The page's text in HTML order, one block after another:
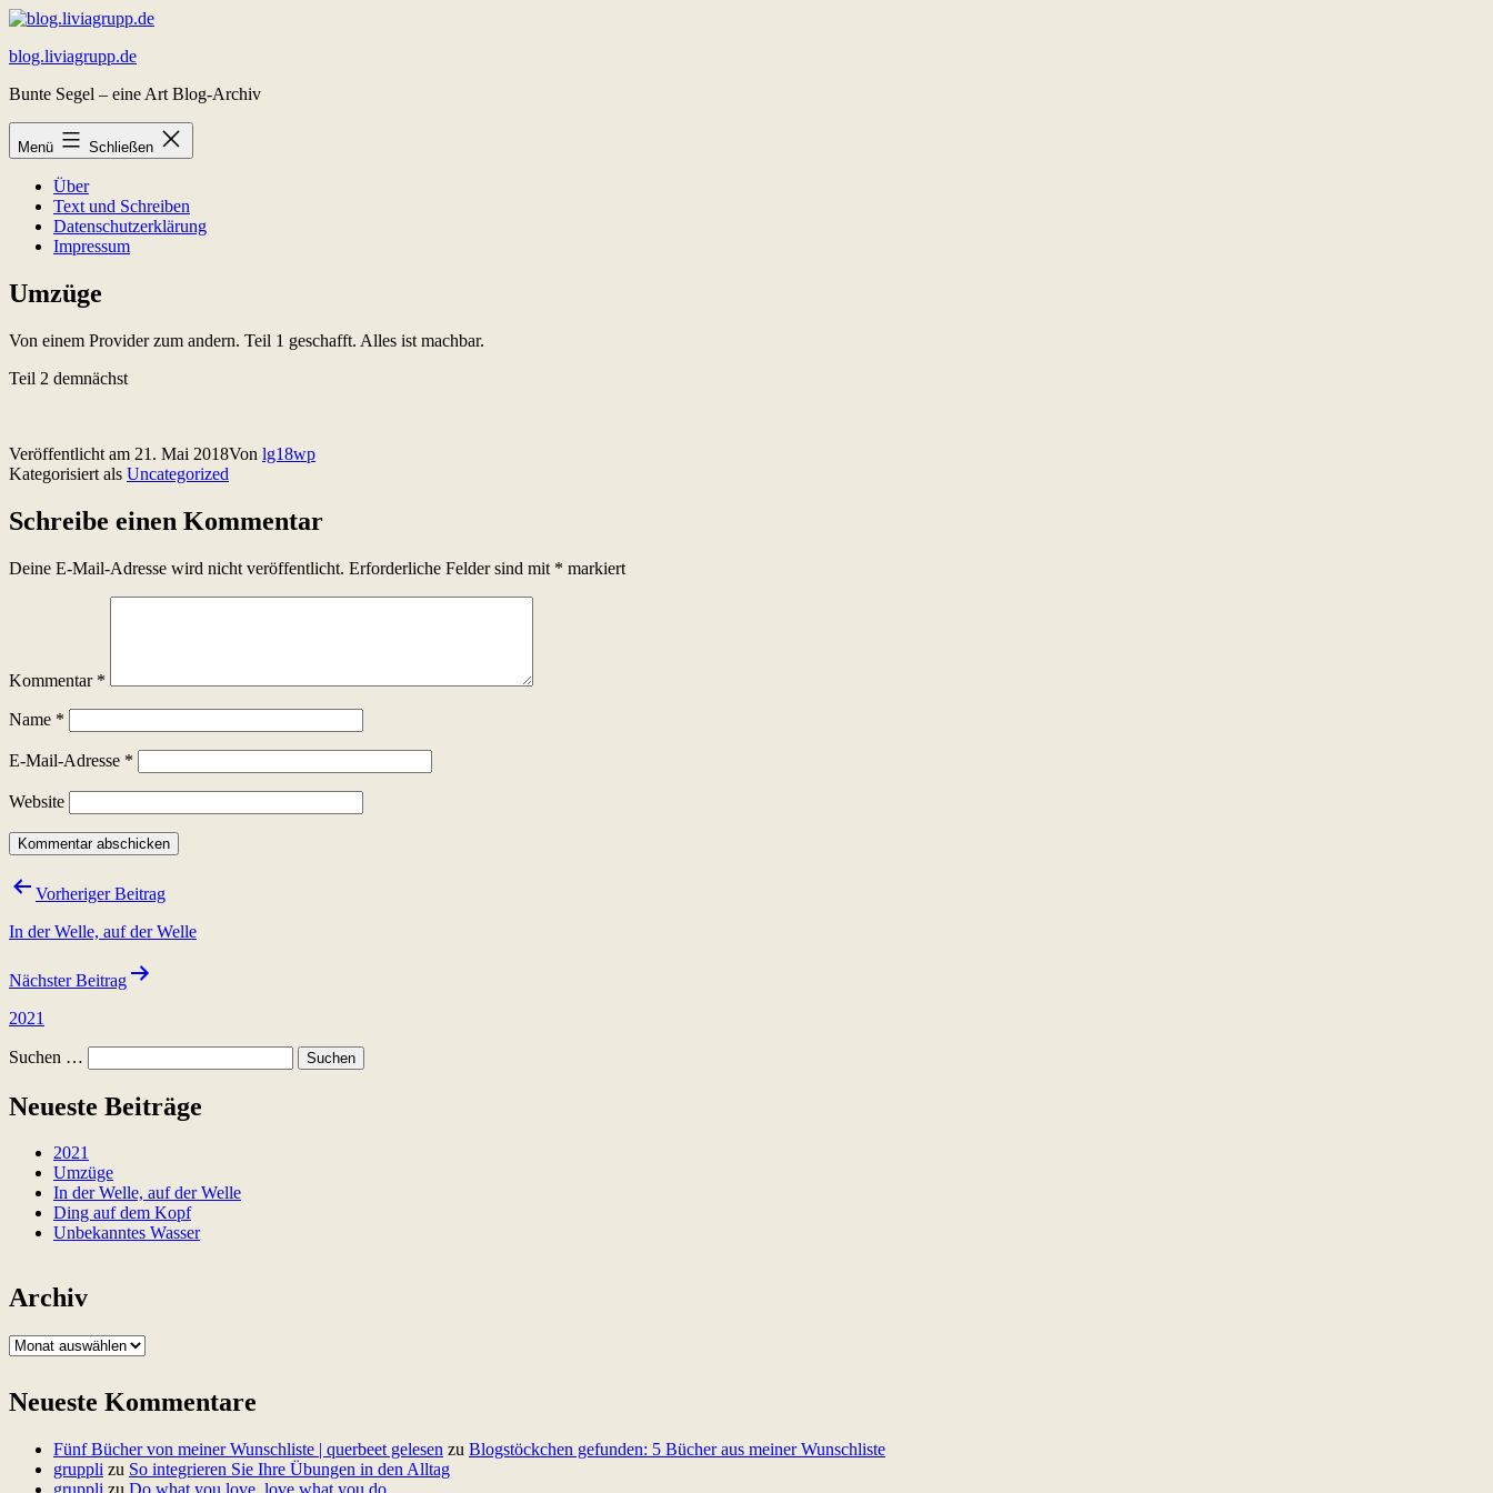
Zum
springen
blog.liviagrupp.de
Bunte Segel – eine Art Blog-Archiv
Menü Schließen
Über
Text und Schreiben
Datenschutzerklärung
Impressum
Umzüge
Von einem Provider zum andern. Teil 1 geschafft. Alles ist machbar.
Teil 2 demnächst
Veröffentlicht am 21. Mai 2018Von lg18wp
Kategorisiert als Uncategorized
Schreibe einen Kommentar
Deine E-Mail-Adresse wird nicht veröffentlicht. Erforderliche Felder sind mit * markiert
Kommentar *
Name *
E-Mail-Adresse *
Website
Beitragsnavigation
Vorheriger Beitrag
In der Welle, auf der Welle
Nächster Beitrag
2021
Suchen …
Neueste Beiträge
2021
Umzüge
In der Welle, auf der Welle
Ding auf dem Kopf
Unbekanntes Wasser
Archiv
A
h
Neueste Kommentare
Fünf Bücher von meiner Wunschliste | querbeet gelesen zu Blogstöckchen gefunden: 5 Bücher aus meiner Wunschliste
gruppli zu So integrieren Sie Ihre Übungen in den Alltag